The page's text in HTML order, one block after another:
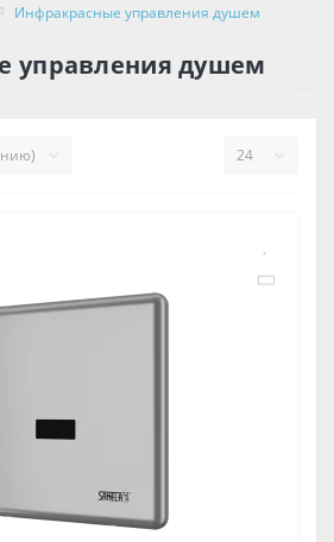
Инфракрасные управления душем
управления душем